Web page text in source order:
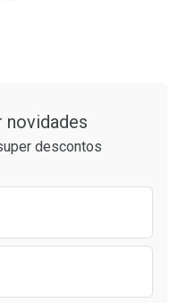
novidades
descontos